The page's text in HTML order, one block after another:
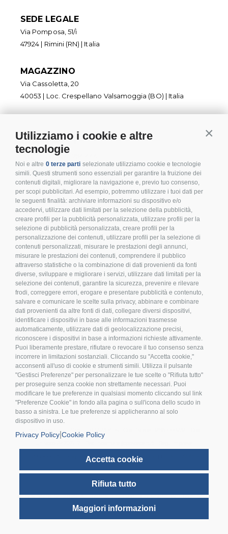
Utilizziamo i cookie e altre
tecnologie
Noi e altre 0 terze parti selezionate utilizziamo cookie e tecnologie
simili. Questi strumenti sono essenziali per garantire la fruizione dei
contenuti digitali, migliorare la navigazione e, previo tuo consenso,
per scopi pubblicitari. Ad esempio, potremmo utilizzare i tuoi dati per
le seguenti finalità: archiviare informazioni su dispositivo e/o
accedervi, utilizzare dati limitati per la selezione della pubblicità,
creare profili per la pubblicità personalizzata, utilizzare profili per la
selezione di pubblicità personalizzata, creare profili per la
personalizzazione dei contenuti, utilizzare profili per la selezione di
contenuti personalizzati, misurare le prestazioni degli annunci,
misurare le prestazioni dei contenuti, comprendere il pubblico
attraverso statistiche o la combinazione di dati provenienti da fonti
diverse, sviluppare e migliorare i servizi, utilizzare dati limitati per la
selezione dei contenuti, garantire la sicurezza, prevenire e rilevare
frodi, correggere errori, erogare e presentare pubblicità e contenuto,
salvare e comunicare le scelte sulla privacy, abbinare e combinare
dati provenienti da altre fonti di dati, collegare diversi dispositivi,
identificare i dispositivi in base alle informazioni trasmesse
automaticamente, utilizzare dati di geolocalizzazione precisi,
riconoscere i dispositivi in base a informazioni richieste attivamente.
Puoi liberamente prestare, rifiutare o revocare il tuo consenso senza
incorrere in limitazioni sostanziali. Cliccando su "Accetta cookie,"
acconsenti all'uso di cookie e strumenti simili. Utilizza il pulsante
"Gestisci Preferenze" per personalizzare le tue scelte o "Rifiuta tutto"
per proseguire senza cookie non strettamente necessari. Puoi
modificare le tue preferenze in qualsiasi momento cliccando sul link
"Preferenze Cookie" in fondo alla pagina o sull'icona dello scudo in
basso a sinistra. Le tue preferenze si applicheranno al solo
dispositivo in uso.
Privacy Policy| Cookie Policy
Accetta cookie
Rifiuta tutto
Maggiori informazioni
SEDE LEGALE
Via Pomposa, 51/i
47924 | Rimini (RN) | Italia
MAGAZZINO
Via Cassoletta, 20
40053 | Loc. Crespellano Valsamoggia (BO) | Italia
CONTATTI
+ 39 0541 794 444
info@inoxmare.it
SEGUICI
LEGALE E PRIVACY
>Condizioni d’acquisto
>Privacy policy
>Cookies
>Compliance
>FAQ
>Etichettatura Ambientale
Inox Mare S.r.l. | P.Iva IT 03155230406 | Cod. fiscale 02980000232 | Cod.
02980000232 | Cap.soc. 26.000,00 i.v. | Socio Unico | R.E.A n. 277754
© Inox Mare Srl 2025. All Rights Reserved | Copyright Whitech Srl |
Credits - Icons by Icons8